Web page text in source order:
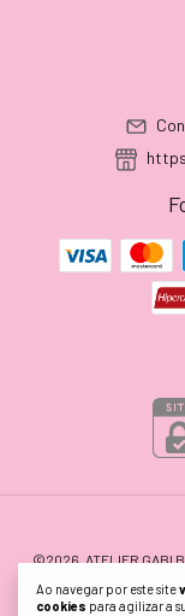
Ao navegar por este site
cookies para agilizar a
©2026. ATELIER GABI